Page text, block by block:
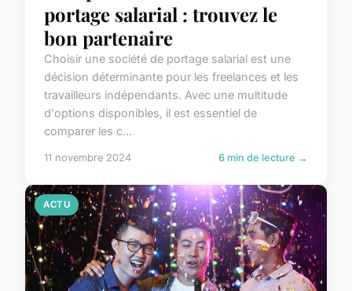
portage salarial : trouvez le
bon partenaire
Choisir une société de portage salarial est une
décision déterminante pour les freelances et les
travailleurs indépendants. Avec une multitude
d'options disponibles, il est essentiel de
comparer les c...
11 novembre 2024 6 min de lecture →
ACTU